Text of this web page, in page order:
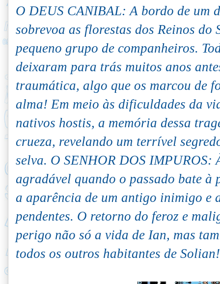
O DEUS CANIBAL: A bordo de
sobrevoa as florestas dos Reinos do
pequeno grupo de companheiros.
deixaram para trás muitos anos
traumática, algo que os marcou de
alma! Em meio às dificuldades da
nativos hostis, a memória dessa
crueza, revelando um terrível
selva. O SENHOR DOS IMPUROS:
agradável quando o passado bate à
a aparência de um antigo inimigo e
pendentes. O retorno do feroz e
perigo não só a vida de Ian, mas
todos os outros habitantes de Solian!